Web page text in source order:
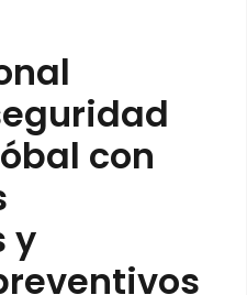
con
y